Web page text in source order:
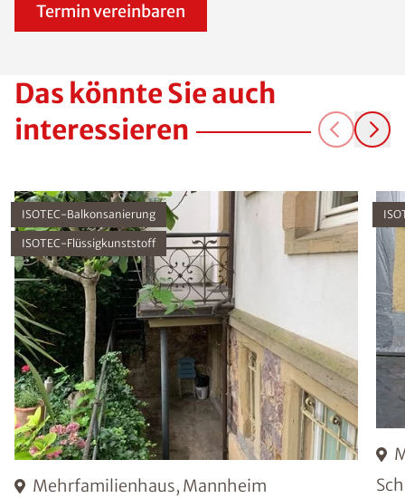
Termin vereinbaren
Das könnte Sie auch
interessieren
Mehrfamilienhaus, Mannheim
ISOTEC-Balkonsanierung
ISOTEC-Flüssigkunststoff